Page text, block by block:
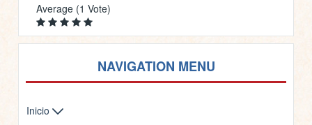
Average (1 Vote)
NAVIGATION MENU
Inicio